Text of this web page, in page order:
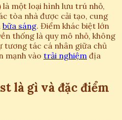
là một loại hình lưu trú nhỏ,
tòa nhà được cải tạo, cung
bữa sáng. Điểm khác biệt lớn
thống là quy mô nhỏ, không
tương tác cá nhân giữa chủ
mạnh vào trải nghiệm địa
là gì và đặc điểm